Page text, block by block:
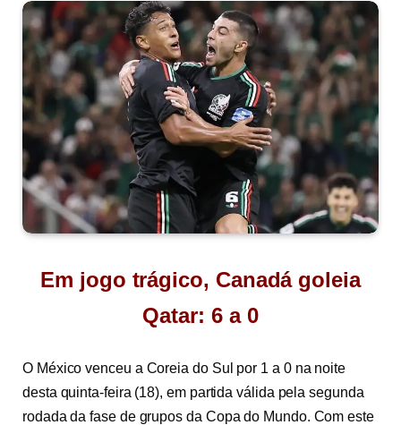
Em jogo trágico, Canadá goleia
Qatar: 6 a 0
O México venceu a Coreia do Sul por 1 a 0 na noite
desta quinta-feira (18), em partida válida pela segunda
rodada da fase de grupos da Copa do Mundo. Com este